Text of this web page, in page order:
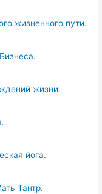
жизненного пути.
жизни.
йога.
Тантр.